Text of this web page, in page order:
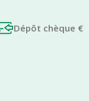
Dépôt chèque €